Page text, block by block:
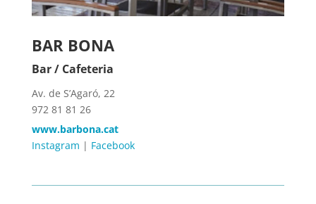
BAR BONA
Bar / Cafeteria
Av. de S’Agaró, 22
972 81 81 26
www.barbona.cat
Instagram | Facebook